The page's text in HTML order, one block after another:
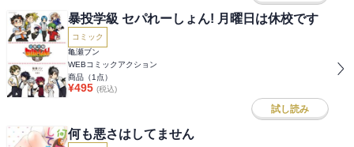
暴投学級 セパれーしょん! 月曜日は休校です
コミック
亀瀬ブン
WEBコミックアクション
商品（1 点）
¥495 (税込)
試し読み
何も悪さはしてません